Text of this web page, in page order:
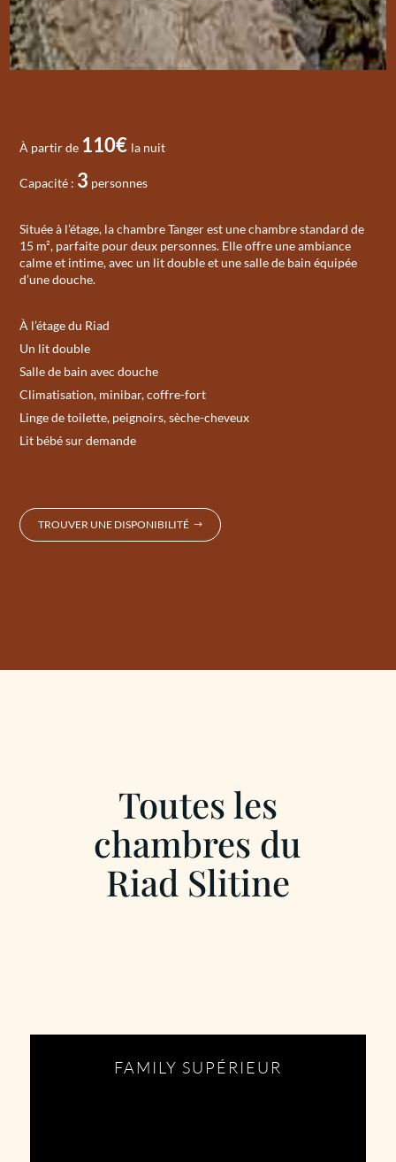
À partir de 110€ la nuit
Capacité : 3 personnes
Située à l’étage, la chambre Tanger est une chambre standard de
15 m², parfaite pour deux personnes. Elle offre une ambiance
calme et intime, avec un lit double et une salle de bain équipée
d’une douche.
À l’étage du Riad
Un lit double
Salle de bain avec douche
Climatisation, minibar, coffre-fort
Linge de toilette, peignoirs, sèche-cheveux
Lit bébé sur demande
TROUVER UNE DISPONIBILITÉ
Toutes les
chambres du
Riad Slitine
FAMILY SUPÉRIEUR